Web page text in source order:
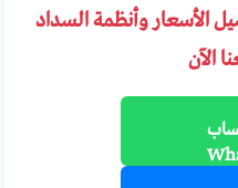
الأسعار وأنظمة السداد
الآن